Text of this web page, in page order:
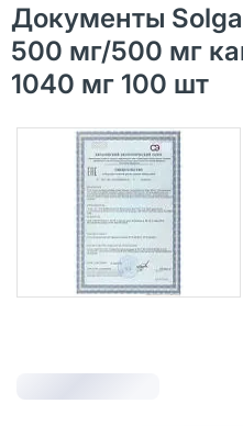
Документы
500 мг/500 мг
1040 мг 100 шт